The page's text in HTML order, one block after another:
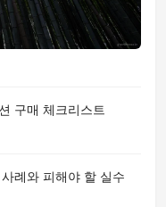
구매 체크리스트
례와 피해야 할 실수